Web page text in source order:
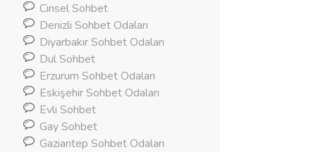
Cinsel Sohbet
Denizli Sohbet Odaları
Diyarbakır Sohbet Odaları
Dul Sohbet
Erzurum Sohbet Odaları
Eskişehir Sohbet Odaları
Evli Sohbet
Gay Sohbet
Gaziantep Sohbet Odaları